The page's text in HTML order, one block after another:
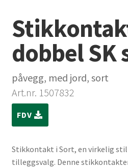
dobbel SK
påvegg, med jord, sort
Art.nr. 1507832
FDV
Stikkontakt i Sort, en virkelig
tilleggsvalg. Denne